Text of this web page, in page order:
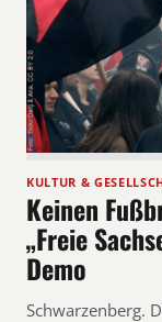
KULTUR &
Keinen
„Freie
Demo
Schwarzenberg.